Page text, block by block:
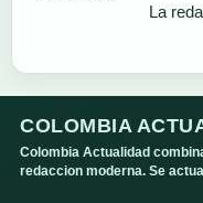
La
COLOMBIA
Colombia Actualidad
redaccion moderna. Se